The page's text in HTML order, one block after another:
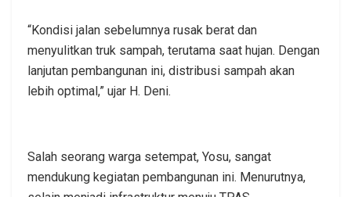
“Kondisi jalan sebelumnya rusak berat dan
menyulitkan truk sampah, terutama saat hujan. Dengan
lanjutan pembangunan ini, distribusi sampah akan
lebih optimal,” ujar H. Deni.
Salah seorang warga setempat, Yosu, sangat
mendukung kegiatan pembangunan ini. Menurutnya,